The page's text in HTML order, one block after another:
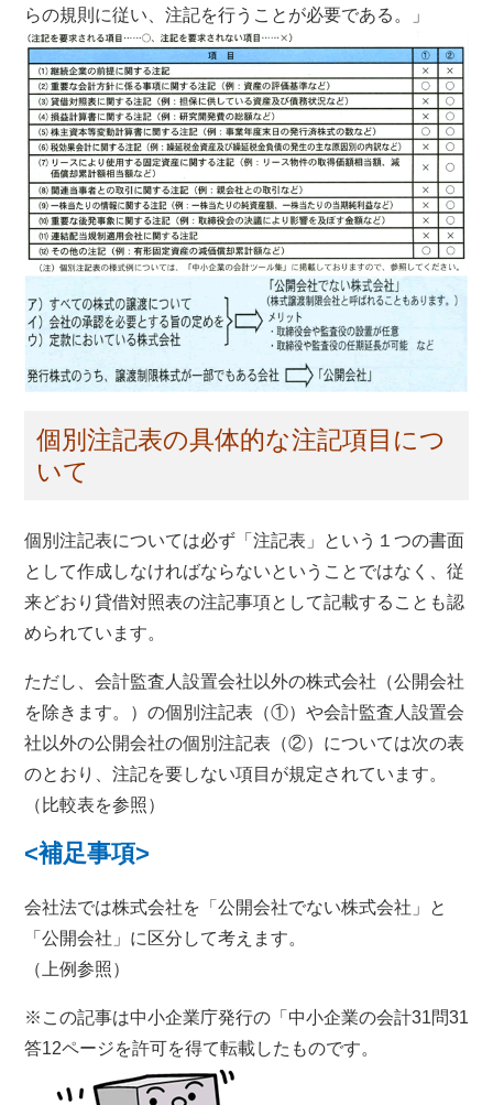
らの規則に従い、注記を行うことが必要である。」
個別注記表の具体的な注記項目につ
いて
個別注記表については必ず「注記表」という１つの書面
として作成しなければならないということではなく、従
来どおり貸借対照表の注記事項として記載することも認
められています。
ただし、会計監査人設置会社以外の株式会社（公開会社
を除きます。）の個別注記表（①）や会計監査人設置会
社以外の公開会社の個別注記表（②）については次の表
のとおり、注記を要しない項目が規定されています。
（比較表を参照）
<補足事項>
会社法では株式会社を「公開会社でない株式会社」と
「公開会社」に区分して考えます。
（上例参照）
※この記事は中小企業庁発行の「中小企業の会計31問31
答12ページを許可を得て転載したものです。